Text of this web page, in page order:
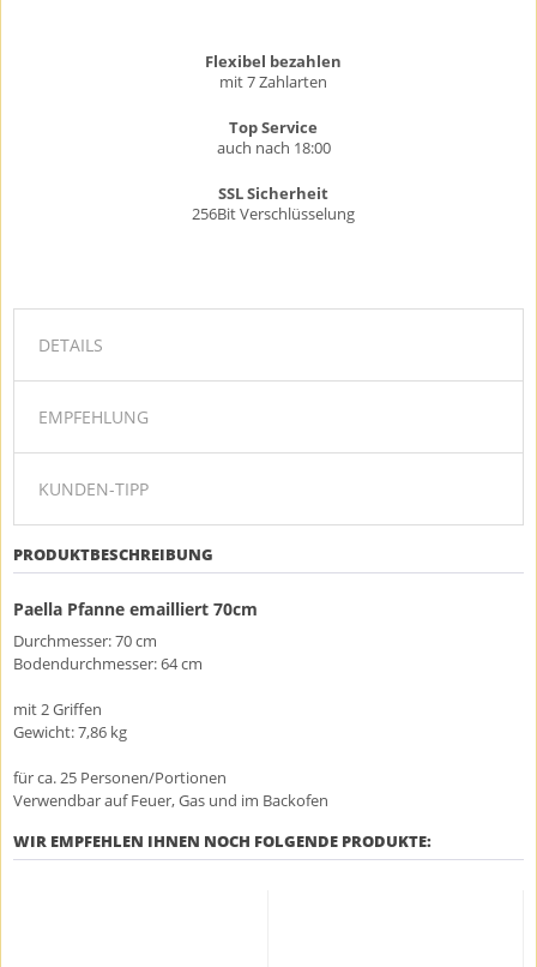
Flexibel bezahlen
mit 7 Zahlarten
Top Service
auch nach 18:00
SSL Sicherheit
256Bit Verschlüsselung
DETAILS
EMPFEHLUNG
KUNDEN-TIPP
PRODUKTBESCHREIBUNG
Paella Pfanne emailliert 70cm
Durchmesser: 70 cm
Bodendurchmesser: 64 cm
mit 2 Griffen
Gewicht: 7,86 kg
für ca. 25 Personen/Portionen
Verwendbar auf Feuer, Gas und im Backofen
WIR EMPFEHLEN IHNEN NOCH FOLGENDE PRODUKTE: